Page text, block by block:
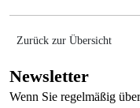
Zurück zur Übersicht
Newsletter
Wenn Sie regelmäßig